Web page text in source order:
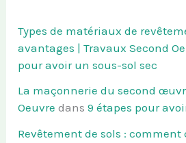
Types de matériaux de
avantages | Travaux Second
pour avoir un sous-sol sec
La maçonnerie du second
Oeuvre dans9 étapes pour
Revêtement de sols :